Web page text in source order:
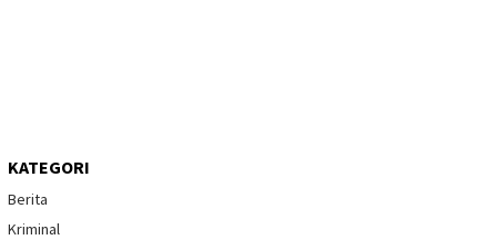
KATEGORI
Berita
Kriminal